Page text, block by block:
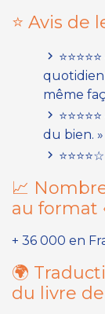
⭐ Avis de
⭐⭐⭐⭐⭐
même
⭐⭐⭐⭐⭐
du bien. »
⭐⭐⭐⭐☆
📈
au format
+ 36 000 en
🌍
du livre